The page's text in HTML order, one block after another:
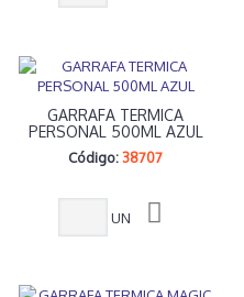
GARRAFA TERMICA
PERSONAL 500ML AZUL
Código:38707
UN